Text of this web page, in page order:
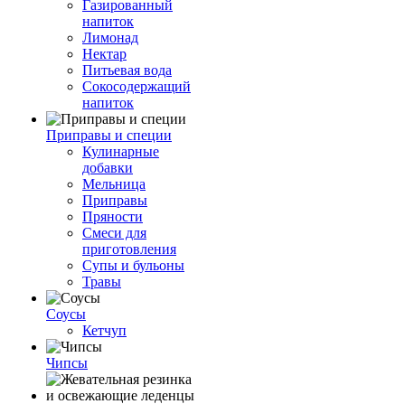
Газированный
напиток
Лимонад
Нектар
Питьевая вода
Сокосодержащий
напиток
Приправы и специи
Кулинарные
добавки
Мельница
Приправы
Пряности
Смеси для
приготовления
Супы и бульоны
Травы
Соусы
Кетчуп
Чипсы